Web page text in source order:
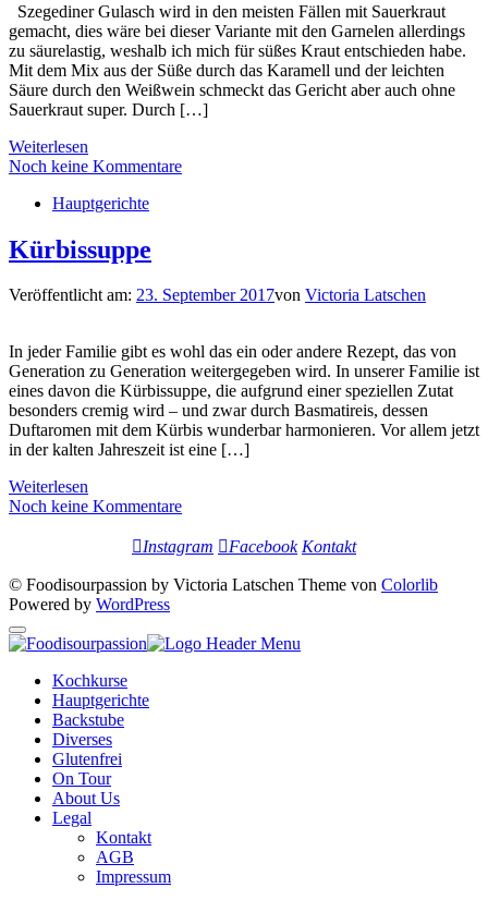
Szegediner Gulasch wird in den meisten Fällen mit Sauerkraut
gemacht, dies wäre bei dieser Variante mit den Garnelen allerdings
zu säurelastig, weshalb ich mich für süßes Kraut entschieden habe.
Mit dem Mix aus der Süße durch das Karamell und der leichten
Säure durch den Weißwein schmeckt das Gericht aber auch ohne
Sauerkraut super. Durch […]
Weiterlesen
Noch keine Kommentare
Hauptgerichte
Kürbissuppe
Veröffentlicht am: 23. September 2017von Victoria Latschen
In jeder Familie gibt es wohl das ein oder andere Rezept, das von
Generation zu Generation weitergegeben wird. In unserer Familie ist
eines davon die Kürbissuppe, die aufgrund einer speziellen Zutat
besonders cremig wird – und zwar durch Basmatireis, dessen
Duftaromen mit dem Kürbis wunderbar harmonieren. Vor allem jetzt
in der kalten Jahreszeit ist eine […]
Weiterlesen
Noch keine Kommentare
Instagram Facebook Kontakt
© Foodisourpassion by Victoria Latschen Theme von Colorlib
Powered by WordPress
Kochkurse
Hauptgerichte
Backstube
Diverses
Glutenfrei
On Tour
About Us
Legal
Kontakt
AGB
Impressum